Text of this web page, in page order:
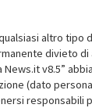
altro
divieto
v8.5”
(dato